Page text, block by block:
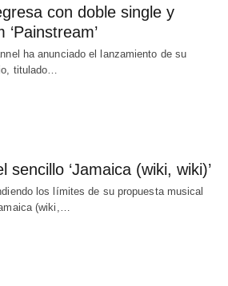
con doble single y
ha anunciado el lanzamiento de su
titulado…
sencillo ‘Jamaica (wiki, wiki)’
los límites de su propuesta musical
(wiki,…